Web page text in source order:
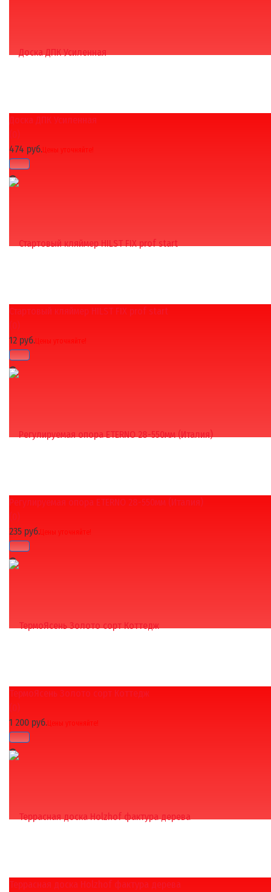
избранное сравнить
избранное сравнить
Доска ДПК Усиленная
(0)
474 руб.Цены уточняйте!
избранное сравнить
Стартовый кляймер HILST FIX prof start
(0)
12 руб.Цены уточняйте!
избранное сравнить
Регулируемая опора ETERNO 28-550мм (Италия)
(0)
235 руб.Цены уточняйте!
избранное сравнить
ТермоЯсень Золото сорт Коттедж
(0)
1 200 руб.Цены уточняйте!
Террасная доска Holzhof фактура дерева